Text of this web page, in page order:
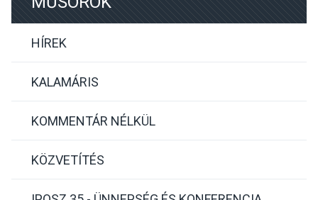
HÍREK
KALAMÁRIS
KOMMENTÁR NÉLKÜL
KÖZVETÍTÉS